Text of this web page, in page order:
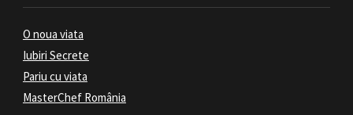
O noua viata
Iubiri Secrete
Pariu cu viata
MasterChef România